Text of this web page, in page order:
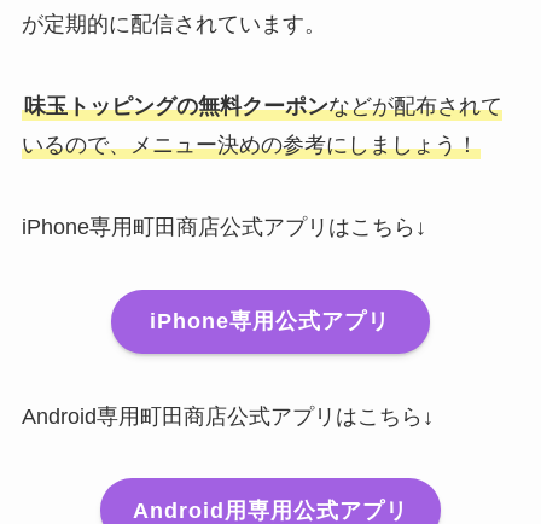
が定期的に配信されています。
味玉トッピングの無料クーポンなどが配布されて
いるので、メニュー決めの参考にしましょう！
iPhone専用町田商店公式アプリはこちら↓
iPhone専用公式アプリ
Android専用町田商店公式アプリはこちら↓
Android用専用公式アプリ